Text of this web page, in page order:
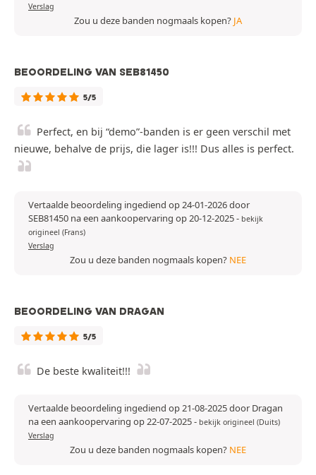
Verslag
Zou u deze banden nogmaals kopen? JA
BEOORDELING VAN SEB81450
5/5
Perfect, en bij “demo”-banden is er geen verschil met
nieuwe, behalve de prijs, die lager is!!! Dus alles is perfect.
Vertaalde beoordeling ingediend op 24-01-2026 door
SEB81450 na een aankoopervaring op 20-12-2025- bekijk
origineel (Frans)
Verslag
Zou u deze banden nogmaals kopen? NEE
BEOORDELING VAN DRAGAN
5/5
De beste kwaliteit!!!
Vertaalde beoordeling ingediend op 21-08-2025 door Dragan
na een aankoopervaring op 22-07-2025- bekijk origineel (Duits)
Verslag
Zou u deze banden nogmaals kopen? NEE